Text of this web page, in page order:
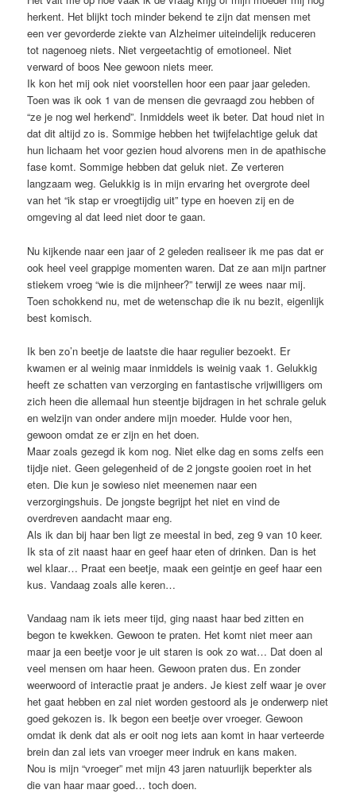
herkent. Het blijkt toch minder bekend te zijn dat mensen met
een ver gevorderde ziekte van Alzheimer uiteindelijk reduceren
tot nagenoeg niets. Niet vergeetachtig of emotioneel. Niet
verward of boos Nee gewoon niets meer.
Ik kon het mij ook niet voorstellen hoor een paar jaar geleden.
Toen was ik ook 1 van de mensen die gevraagd zou hebben of
“ze je nog wel herkend”. Inmiddels weet ik beter. Dat houd niet in
dat dit altijd zo is. Sommige hebben het twijfelachtige geluk dat
hun lichaam het voor gezien houd alvorens men in de apathische
fase komt. Sommige hebben dat geluk niet. Ze verteren
langzaam weg. Gelukkig is in mijn ervaring het overgrote deel
van het “ik stap er vroegtijdig uit” type en hoeven zij en de
omgeving al dat leed niet door te gaan.
Nu kijkende naar een jaar of 2 geleden realiseer ik me pas dat er
ook heel veel grappige momenten waren. Dat ze aan mijn partner
stiekem vroeg “wie is die mijnheer?” terwijl ze wees naar mij.
Toen schokkend nu, met de wetenschap die ik nu bezit, eigenlijk
best komisch.
Ik ben zo’n beetje de laatste die haar regulier bezoekt. Er
kwamen er al weinig maar inmiddels is weinig vaak 1. Gelukkig
heeft ze schatten van verzorging en fantastische vrijwilligers om
zich heen die allemaal hun steentje bijdragen in het schrale geluk
en welzijn van onder andere mijn moeder. Hulde voor hen,
gewoon omdat ze er zijn en het doen.
Maar zoals gezegd ik kom nog. Niet elke dag en soms zelfs een
tijdje niet. Geen gelegenheid of de 2 jongste gooien roet in het
eten. Die kun je sowieso niet meenemen naar een
verzorgingshuis. De jongste begrijpt het niet en vind de
overdreven aandacht maar eng.
Als ik dan bij haar ben ligt ze meestal in bed, zeg 9 van 10 keer.
Ik sta of zit naast haar en geef haar eten of drinken. Dan is het
wel klaar… Praat een beetje, maak een geintje en geef haar een
kus. Vandaag zoals alle keren…
Vandaag nam ik iets meer tijd, ging naast haar bed zitten en
begon te kwekken. Gewoon te praten. Het komt niet meer aan
maar ja een beetje voor je uit staren is ook zo wat… Dat doen al
veel mensen om haar heen. Gewoon praten dus. En zonder
weerwoord of interactie praat je anders. Je kiest zelf waar je over
het gaat hebben en zal niet worden gestoord als je onderwerp niet
goed gekozen is. Ik begon een beetje over vroeger. Gewoon
omdat ik denk dat als er ooit nog iets aan komt in haar verteerde
brein dan zal iets van vroeger meer indruk en kans maken.
Nou is mijn “vroeger” met mijn 43 jaren natuurlijk beperkter als
die van haar maar goed… toch doen.